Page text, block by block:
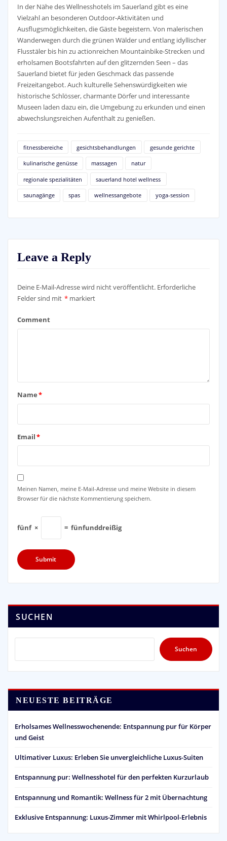
In der Nähe des Wellnesshotels im Sauerland gibt es eine
Vielzahl an besonderen Outdoor-Aktivitäten und
Ausflugsmöglichkeiten, die Gäste begeistern. Von malerischen
Wanderwegen durch die grünen Wälder und entlang idyllischer
Flusstäler bis hin zu actionreichen Mountainbike-Strecken und
erholsamen Bootsfahrten auf den glitzernden Seen – das
Sauerland bietet für jeden Geschmack das passende
Freizeitangebot. Auch kulturelle Sehenswürdigkeiten wie
historische Schlösser, charmante Dörfer und interessante
Museen laden dazu ein, die Umgebung zu erkunden und einen
abwechslungsreichen Aufenthalt zu genießen.
fitnessbereiche gesichtsbehandlungen gesunde gerichte
kulinarische genüsse massagen natur
regionale spezialitäten sauerland hotel wellness
saunagänge spas wellnessangebote yoga-session
Leave a Reply
Deine E-Mail-Adresse wird nicht veröffentlicht. Erforderliche
Felder sind mit * markiert
Comment
Name*
Email*
Meinen Namen, meine E-Mail-Adresse und meine Website in diesem
Browser für die nächste Kommentierung speichern.
fünf × = fünfunddreißig
SUCHEN
Suchen
NEUESTE BEITRÄGE
Erholsames Wellnesswochenende: Entspannung pur für Körper
und Geist
Ultimativer Luxus: Erleben Sie unvergleichliche Luxus-Suiten
Entspannung pur: Wellnesshotel für den perfekten Kurzurlaub
Entspannung und Romantik: Wellness für 2 mit Übernachtung
Exklusive Entspannung: Luxus-Zimmer mit Whirlpool-Erlebnis